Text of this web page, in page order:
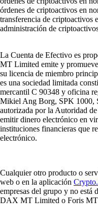
órdenes de criptoactivos en
transferencia de criptoactivos
administración de
La Cuenta de Efectivo es
MT Limited emite y
su licencia de miembro
es una sociedad limitada
mercantil C 90348 y oficina
Mikiel Ang Borg, SPK 1000,
autorizada por la Autoridad
emitir dinero electrónico en
instituciones financieras que
electrónico.
Cualquier otro producto o
web o en la aplicación
empresas del grupo y no está
DAX MT Limited o Foris